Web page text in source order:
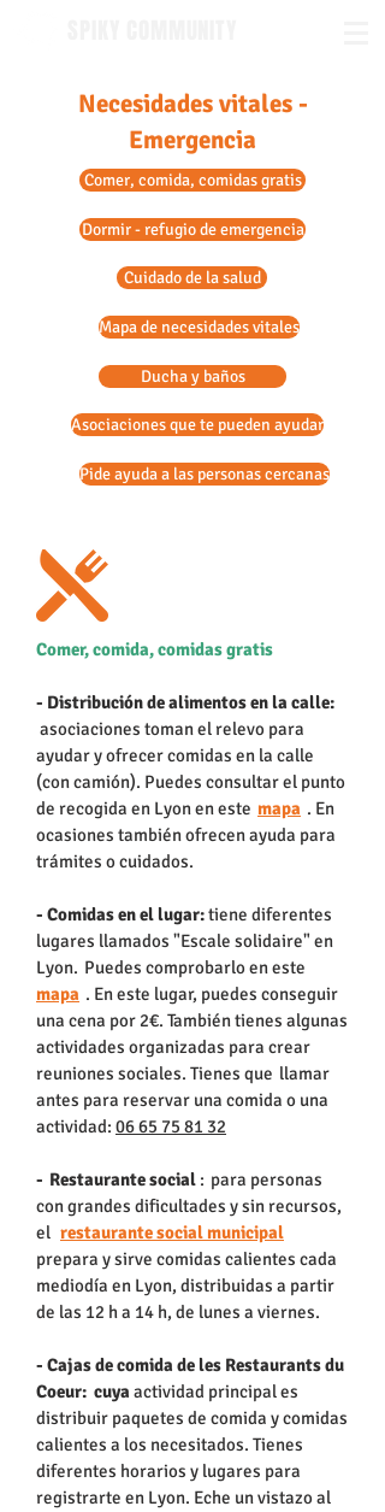
Necesidades vitales -
Emergencia
Aprende francés en Lyon
Comer, comida, comidas gratis
Dormir - refugio de emergencia
Cuidado de la salud
Mapa de necesidades vitales
Ducha y baños
Asociaciones que te pueden ayudar
Pide ayuda a las personas cercanas
Comer, comida, comidas gratis
- Distribución de alimentos en la calle:
asociaciones toman el relevo para
ayudar y ofrecer comidas en la calle
(con camión). Puedes consultar el punto
de recogida en Lyon en este mapa . En
ocasiones también ofrecen ayuda para
trámites o cuidados.
- Comidas en el lugar:tiene diferentes
lugares llamados "Escale solidaire" en
Lyon. Puedes comprobarlo en este
mapa . En este lugar, puedes conseguir
una cena por 2€. También tienes algunas
actividades organizadas para crear
reuniones sociales. Tienes que llamar
antes para reservar una comida o una
actividad: 06 65 75 81 32
- Restaurante social : para personas
con grandes dificultades y sin recursos,
el restaurante social municipal
prepara y sirve comidas calientes cada
mediodía en Lyon, distribuidas a partir
de las 12 h a 14 h, de lunes a viernes.
- Cajas de comida de les Restaurants du
Coeur: cuya actividad principal es
distribuir paquetes de comida y comidas
calientes a los necesitados. Tienes
diferentes horarios y lugares para
registrarte en Lyon. Eche un vistazo al